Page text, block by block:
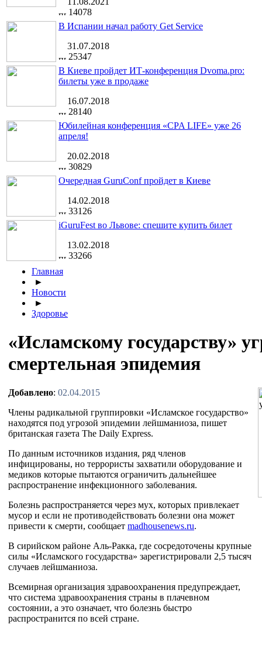
14078
В Испании начал работу Get Service
31.07.2018
25347
В Киеве пройдет ИТ-конференция Dvoma.pro:
билеты уже в продаже
16.07.2018
28140
Юбилейная конференция «CPA LIFE» уже 26
апреля!
20.02.2018
30829
Очередная GuruConf пройдет в Киеве
14.02.2018
33126
iGuruFest во Львове: спешите купить билет
13.02.2018
33266
Главная
►
Новости
►
Здоровье
«Исламскому государству»
смертельная эпидемия
Добавлено: 02.04.2015
Члены радикальной группировки «Исламское государство»
находятся под угрозой эпидемии лейшманиоза, пишет
британская газета The Daily Express.
По данным источников издания, ряд членов
инфицированы, но террористы захватили оборудование и
медиков которые пытаются ограничить дальнейшее
распространение инфекционного заболевания.
Болезнь распространяется через мух, которых привлекает
мусор и если не противодействовать болезни она может
привести к смерти, сообщает madhousenews.ru.
В сирийском районе Аль-Ракка, где сосредоточены крупные
силы «Исламского государства» зарегистрировали 2,5 тысяч
случаев лейшманиоза.
Всемирная организация здравоохранения предупреждает,
что система здравоохранения страны в плачевном
состоянии, а это означает, что болезнь быстро
распространится по всей стране.